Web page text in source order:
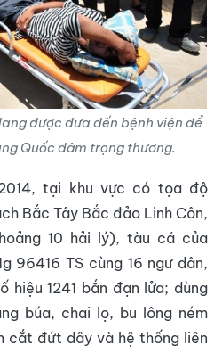
được đưa đến bệnh viện để
Quốc đâm trọng thương.
tại khu vực có tọa độ
Bắc Tây Bắc đảo Linh Côn,
10 hải lý), tàu cá của
96416 TS cùng 16 ngư dân,
hiệu 1241 bắn đạn lửa; dùng
búa, chai lọ, bu lông ném
cắt đứt dây và hệ thống liên